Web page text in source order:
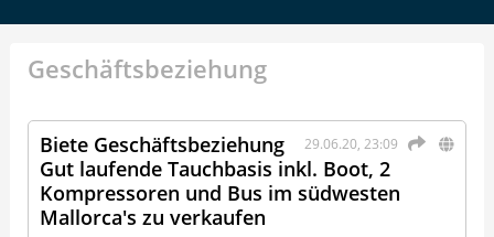
Geschäftsbeziehung
29.06.20, 23:09
Biete Geschäftsbeziehung
Gut laufende Tauchbasis inkl. Boot, 2
Kompressoren und Bus im südwesten
Mallorca's zu verkaufen